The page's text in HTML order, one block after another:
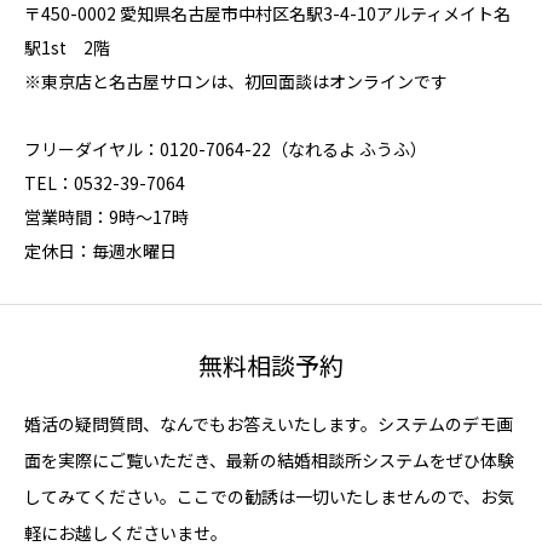
〒450-0002 愛知県名古屋市中村区名駅3-4-10アルティメイト名
駅1st 2階
※東京店と名古屋サロンは、初回面談はオンラインです
フリーダイヤル：0120-7064-22（なれるよ ふうふ）
TEL：0532-39-7064
営業時間：9時～17時
定休日：毎週水曜日
無料相談予約
婚活の疑問質問、なんでもお答えいたします。システムのデモ画
面を実際にご覧いただき、最新の結婚相談所システムをぜひ体験
してみてください。ここでの勧誘は一切いたしませんので、お気
軽にお越しくださいませ。